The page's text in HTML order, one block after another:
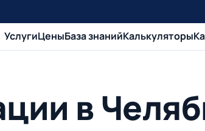
УслугиЦеныБаза знанийКалькуляторы
в